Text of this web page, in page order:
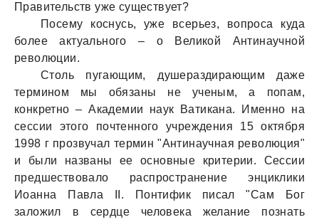
Правительств уже существует?
Посему коснусь, уже всерьез, вопроса куда
более актуального – о Великой Антинаучной
революции.
Столь пугающим, душераздирающим даже
термином мы обязаны не ученым, а попам,
конкретно – Академии наук Ватикана. Именно на
сессии этого почтенного учреждения 15 октября
1998 г прозвучал термин "Антинаучная революция"
и были названы ее основные критерии. Сессии
предшествовало распространение энциклики
Иоанна Павла II. Понтифик писал "Сам Бог
заложил в сердце человека желание познать